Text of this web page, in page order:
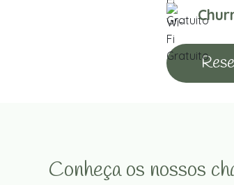
Conheça os nossos